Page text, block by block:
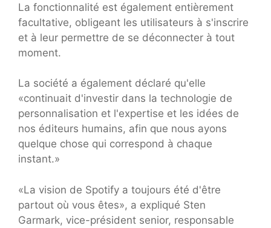
La fonctionnalité est également entièrement
facultative, obligeant les utilisateurs à s'inscrire
et à leur permettre de se déconnecter à tout
moment.
La société a également déclaré qu'elle
«continuait d'investir dans la technologie de
personnalisation et l'expertise et les idées de
nos éditeurs humains, afin que nous ayons
quelque chose qui correspond à chaque
instant.»
«La vision de Spotify a toujours été d'être
partout où vous êtes», a expliqué Sten
Garmark, vice-président senior, responsable